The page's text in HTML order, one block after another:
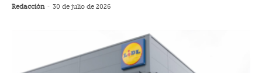
Redacción - 30 de julio de 2026